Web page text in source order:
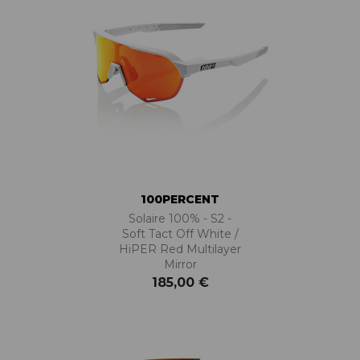
100PERCENT
Solaire 100% - S2 -
Soft Tact Off White /
HiPER Red Multilayer
Mirror
185,00 €